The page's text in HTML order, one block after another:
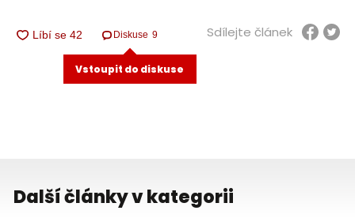
Diskuse 9
Vstoupit do diskuse
Sdílejte článek
Další články v kategorii